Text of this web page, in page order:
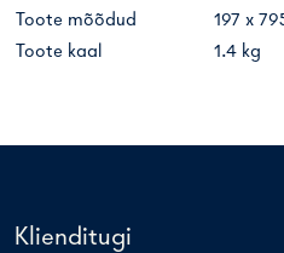
Toote mõõdud
197 x
Toote kaal
1.4 kg
Klienditugi